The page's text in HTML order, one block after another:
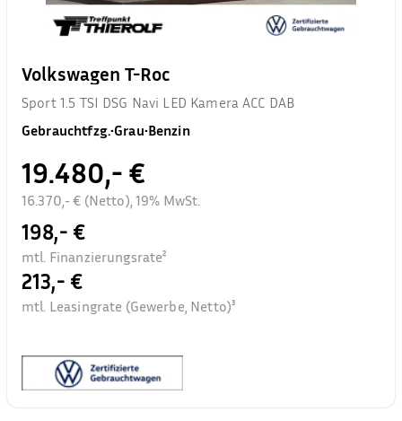
Volkswagen T-Roc
Sport 1.5 TSI DSG Navi LED Kamera ACC DAB
Gebrauchtfzg.•Grau•Benzin
19.480,- €
16.370,- € (Netto), 19% MwSt.
198,- €
mtl. Finanzierungsrate²
213,- €
mtl. Leasingrate (Gewerbe, Netto)³